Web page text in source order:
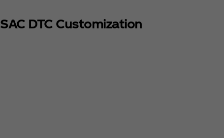
SAC DTC Customization